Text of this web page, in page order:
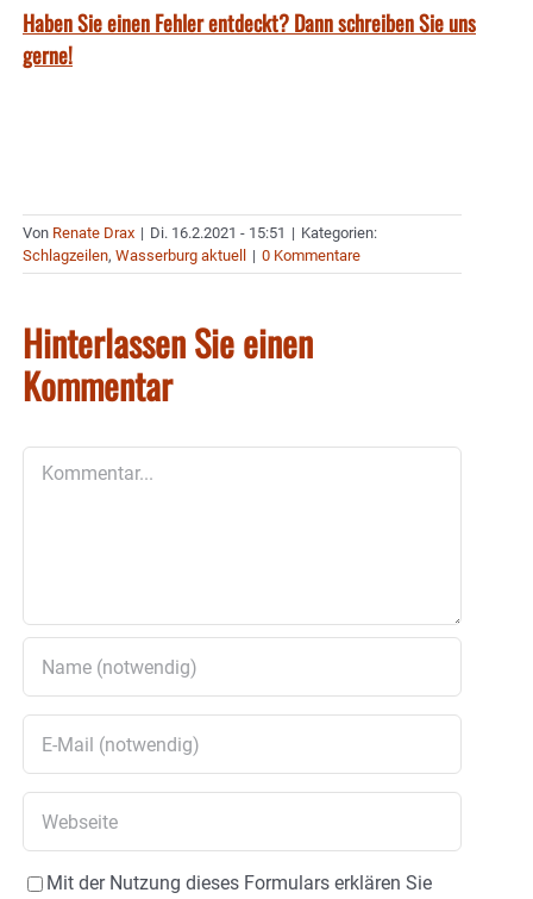
Haben Sie einen Fehler entdeckt? Dann schreiben Sie uns
gerne!
Von Renate Drax | Di. 16.2.2021 - 15:51 | Kategorien:
Schlagzeilen, Wasserburg aktuell | 0 Kommentare
Hinterlassen Sie einen
Kommentar
Mit der Nutzung dieses Formulars erklären Sie